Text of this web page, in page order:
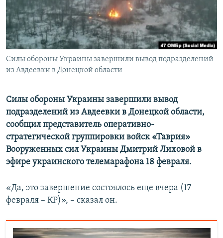
ПОБЕДИТЕЛЕЙ НЕ СУДЯТ?
КРЫМ.НЕПОКОРЕННЫЙ
ELIFBE
УКРАИНСКАЯ ПРОБЛЕМА КРЫМА
ПРИСОЕДИНЯЙТЕСЬ!
Все сайты RFE/RL
Силы обороны Украины завершили вывод подразделений
из Авдеевки в Донецкой области
Силы обороны Украины завершили вывод
подразделений из Авдеевки в Донецкой области,
сообщил представитель оперативно-
стратегической группировки войск «Таврия»
Вооруженных сил Украины Дмитрий Лиховой в
эфире украинского телемарафона 18 февраля.
«Да, это завершение состоялось еще вчера (17
февраля – КР)», – сказал он.